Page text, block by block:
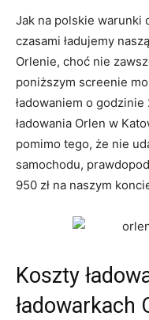
Jak na polskie warunki
czasami ładujemy
Orlenie, choć nie
poniższym screenie
ładowaniem o
ładowania Orlen w
pomimo tego, że nie
samochodu,
950 zł na naszym
Koszty
ładowarkach